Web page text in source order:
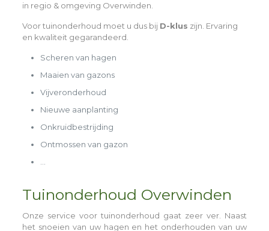
in regio & omgeving Overwinden.
Voor tuinonderhoud moet u dus bij D-klus zijn. Ervaring
en kwaliteit gegarandeerd.
Scheren van hagen
Maaien van gazons
Vijveronderhoud
Nieuwe aanplanting
Onkruidbestrijding
Ontmossen van gazon
Tuinonderhoud Overwinden
Onze service voor tuinonderhoud gaat zeer ver. Naast
het snoeien van uw hagen en het onderhouden van uw